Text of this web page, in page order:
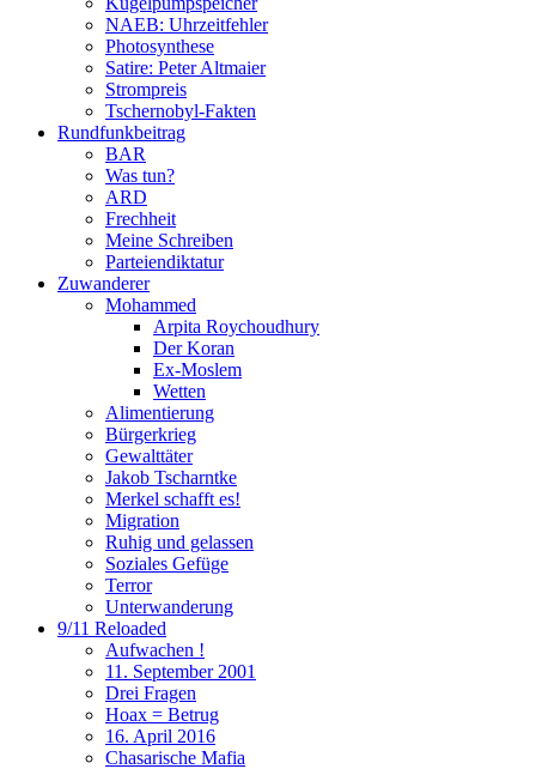
NAEB: Uhrzeitfehler
Photosynthese
Satire: Peter Altmaier
Strompreis
Tschernobyl-Fakten
Rundfunkbeitrag
BAR
Was tun?
ARD
Frechheit
Meine Schreiben
Parteiendiktatur
Zuwanderer
Mohammed
Arpita Roychoudhury
Der Koran
Ex-Moslem
Wetten
Alimentierung
Bürgerkrieg
Gewalttäter
Jakob Tscharntke
Merkel schafft es!
Migration
Ruhig und gelassen
Soziales Gefüge
Terror
Unterwanderung
9/11 Reloaded
Aufwachen !
11. September 2001
Drei Fragen
Hoax = Betrug
16. April 2016
Chasarische Mafia